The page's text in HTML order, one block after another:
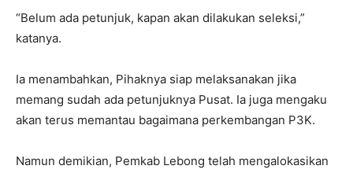
“Belum ada petunjuk, kapan akan dilakukan seleksi,”
katanya.
Ia menambahkan, Pihaknya siap melaksanakan jika
memang sudah ada petunjuknya Pusat. Ia juga mengaku
akan terus memantau bagaimana perkembangan P3K.
Namun demikian, Pemkab Lebong telah mengalokasikan